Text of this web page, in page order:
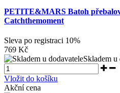
PETITE&MARS Batoh
Catchthemoment
Sleva po registraci 10%
769 Kč
Skladem u
Vložit do košíku
Akční cena